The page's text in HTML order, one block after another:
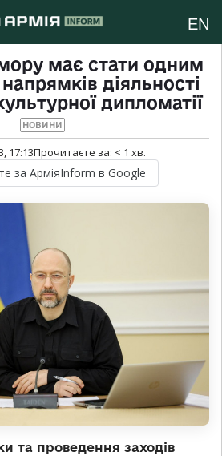
EN
має стати одним
діяльності
дипломатії
НОВИНИ
17:13Прочитаєте за: < 1 хв.
за АрміяInform в Google
та проведення заходів